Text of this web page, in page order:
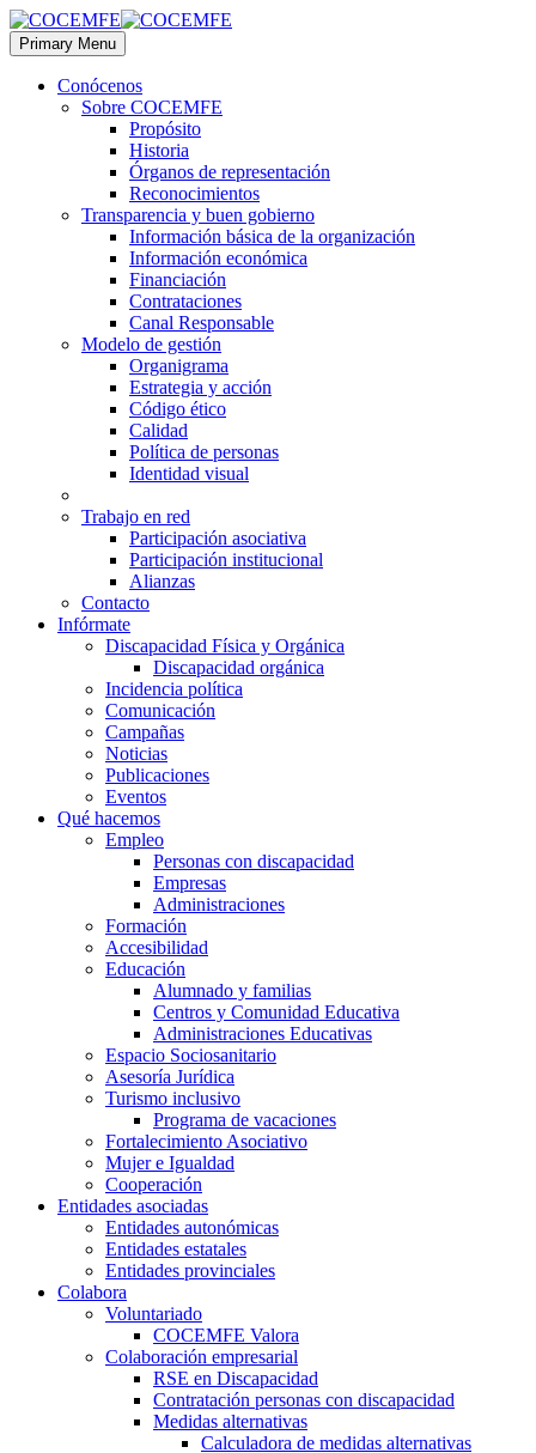
Primary Menu
Conócenos
Sobre COCEMFE
Propósito
Historia
Órganos de representación
Reconocimientos
Transparencia y buen gobierno
Información básica de la organización
Información económica
Financiación
Contrataciones
Canal Responsable
Modelo de gestión
Organigrama
Estrategia y acción
Código ético
Calidad
Política de personas
Identidad visual
Trabajo en red
Participación asociativa
Participación institucional
Alianzas
Contacto
Infórmate
Discapacidad Física y Orgánica
Discapacidad orgánica
Incidencia política
Comunicación
Campañas
Noticias
Publicaciones
Eventos
Qué hacemos
Empleo
Personas con discapacidad
Empresas
Administraciones
Formación
Accesibilidad
Educación
Alumnado y familias
Centros y Comunidad Educativa
Administraciones Educativas
Espacio Sociosanitario
Asesoría Jurídica
Turismo inclusivo
Programa de vacaciones
Fortalecimiento Asociativo
Mujer e Igualdad
Cooperación
Entidades asociadas
Entidades autonómicas
Entidades estatales
Entidades provinciales
Colabora
Voluntariado
COCEMFE Valora
Colaboración empresarial
RSE en Discapacidad
Contratación personas con discapacidad
Medidas alternativas
Calculadora de medidas alternativas